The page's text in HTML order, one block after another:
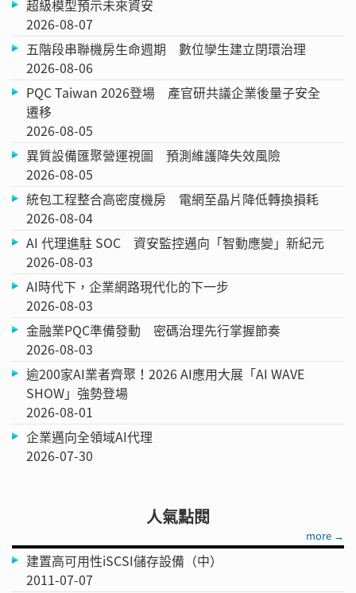
超級模型預示未來資安
2026-08-07
五階段串聯機房生命週期 數位孿生建立閉環治理
2026-08-06
PQC Taiwan 2026登場 產官研共議企業後量子安全
遷移
2026-08-05
異質設備匯聚營運視圖 預測維護降失效風險
2026-08-05
統包工程整合高密度機房 電網至晶片降低轉換損耗
2026-08-04
AI 代理進駐 SOC 資安監控邁向「智動應變」新紀元
2026-08-03
AI時代下，企業網路現代化的下一步
2026-08-03
金融業PQC準備發動 密碼治理先行掌握節奏
2026-08-03
逾200家AI業者齊聚！2026 AI應用大展「AI WAVE
SHOW」強勢登場
2026-08-01
企業邁向全領域AI代理
2026-07-30
人氣點閱
more →
建置高可用性iSCSI儲存設備（中）
2011-07-07